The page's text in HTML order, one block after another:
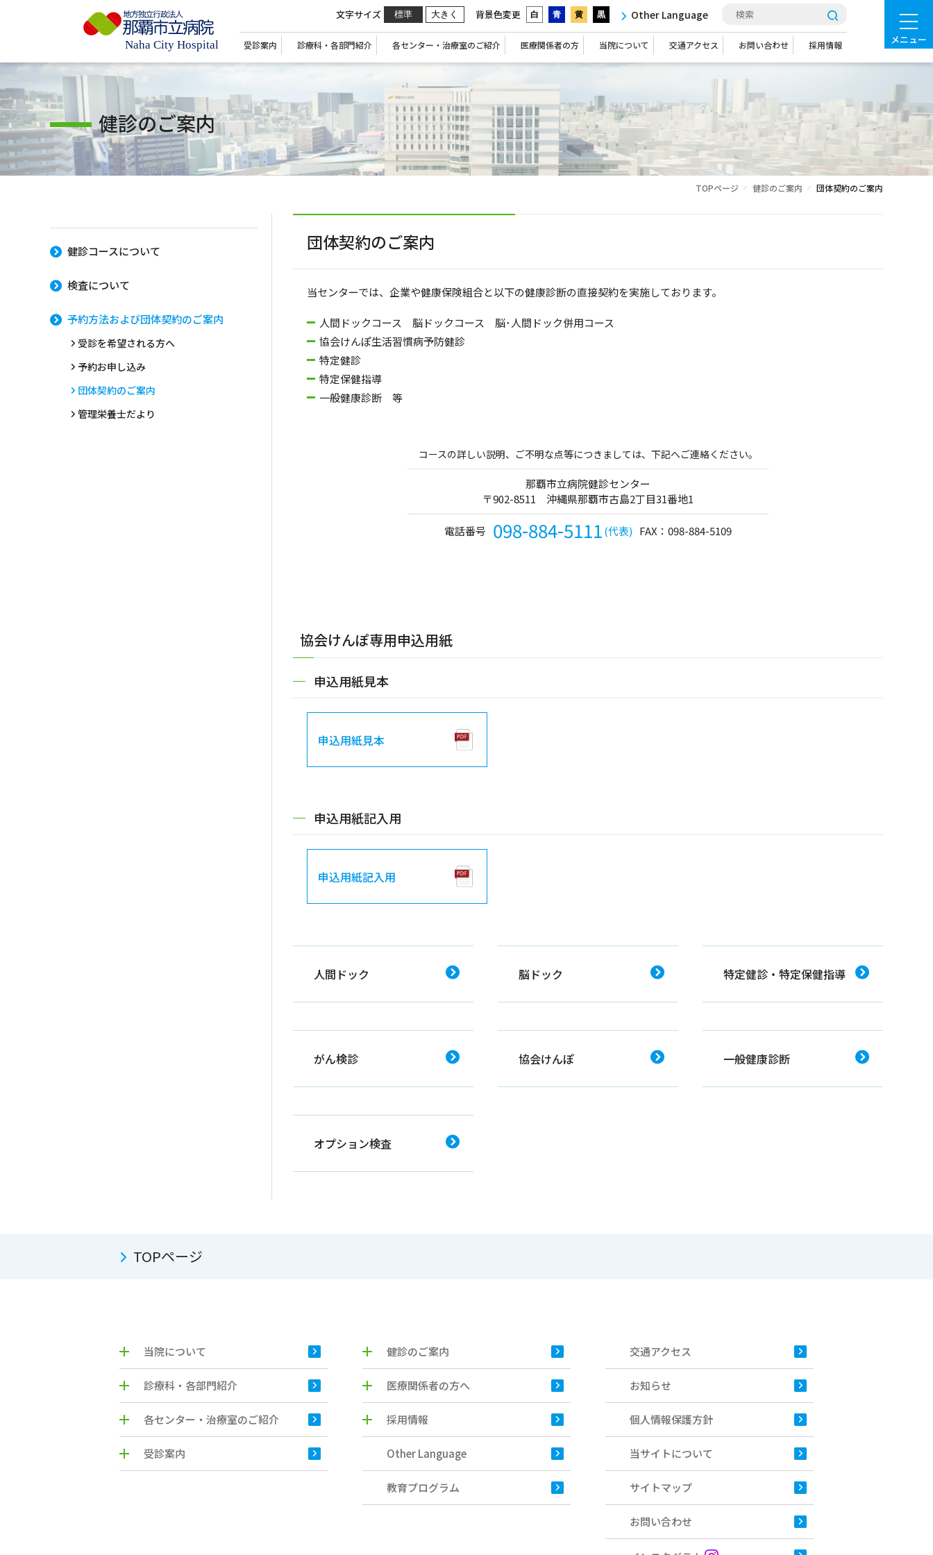
メニュー
文字サイズ 標準 大きく 背景色変更 白 青 黄 黒 Other Language
受診案内 診療科・各部門紹介 各センター・治療室のご紹介 医療関係者の方 当院について 交通アクセス お問い合わせ 採用情報
健診のご案内
TOPページ 健診のご案内 団体契約のご案内
団体契約のご案内
当センターでは、企業や健康保険組合と以下の健康診断の直接契約を実施しております。
人間ドックコース 脳ドックコース 脳･人間ドック併用コース
協会けんぽ生活習慣病予防健診
特定健診
特定保健指導
一般健康診断 等
コースの詳しい説明、ご不明な点等につきましては、下記へご連絡ください。
那覇市立病院健診センター
〒902-8511 沖縄県那覇市古島2丁目31番地1
電話番号 098-884-5111(代表) FAX： 098-884-5109
協会けんぽ専用申込用紙
申込用紙見本
申込用紙見本
申込用紙記入用
申込用紙記入用
人間ドック 脳ドック 特定健診・特定保健指導
がん検診 協会けんぽ 一般健康診断
オプション検査
健診コースについて
検査について
予約方法および団体契約のご案内
受診を希望される方へ
予約お申し込み
団体契約のご案内
管理栄養士だより
TOPページ
当院について
診療科・各部門紹介
各センター・治療室のご紹介
受診案内
健診のご案内
医療関係者の方へ
採用情報
Other Language
教育プログラム
交通アクセス
お知らせ
個人情報保護方針
当サイトについて
サイトマップ
お問い合わせ